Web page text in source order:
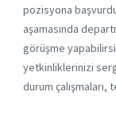
pozisyona
aşamasında
görüşme
yetkinliklerinizi
durum çalışmaları,